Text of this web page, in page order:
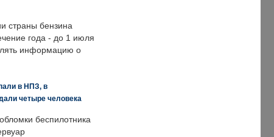
страны бензина
года - до 1 июля
информацию о
в НПЗ, в
четыре человека
беспилотника